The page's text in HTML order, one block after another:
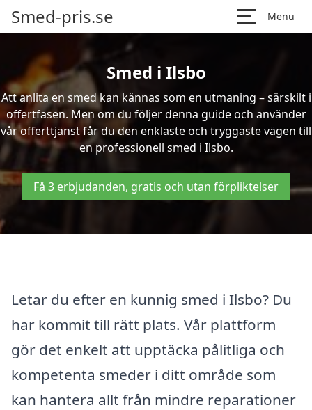
Smed-pris.se Menu
Smed i Ilsbo
Att anlita en smed kan kännas som en utmaning – särskilt i
offertfasen. Men om du följer denna guide och använder
vår offerttjänst får du den enklaste och tryggaste vägen till
en professionell smed i Ilsbo.
Få 3 erbjudanden, gratis och utan förpliktelser
Letar du efter en kunnig smed i Ilsbo? Du
har kommit till rätt plats. Vår plattform
gör det enkelt att upptäcka pålitliga och
kompetenta smeder i ditt område som
kan hantera allt från mindre reparationer